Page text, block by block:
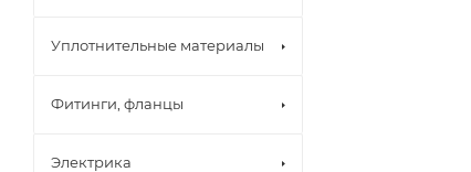
Уплотнительные материалы
Фитинги, фланцы
Электрика